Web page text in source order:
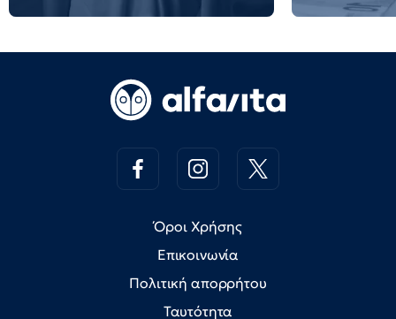
Όροι Χρήσης
Επικοινωνία
Πολιτική απορρήτου
Ταυτότητα